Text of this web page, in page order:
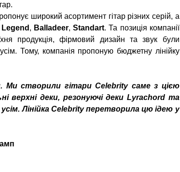
широкий асортимент гітар різних серій, а
Legend , Balladeer,Standart. Та позиція компанії
продукція, фірмовий дизайн та звук були
Тому, компанія пропоную бюджетну лінійку
створили гітари Celebrity саме з цією
верхні деки, резонуючі деки Lyrachord та
Лінійка Celebrity перетворила цю ідею у